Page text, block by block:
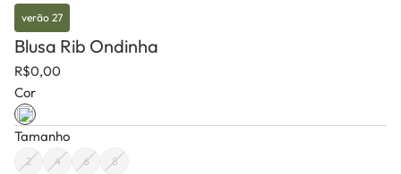
verão 27
Blusa Rib Ondinha
R$0,00
Cor
Tamanho
2 4 6 8